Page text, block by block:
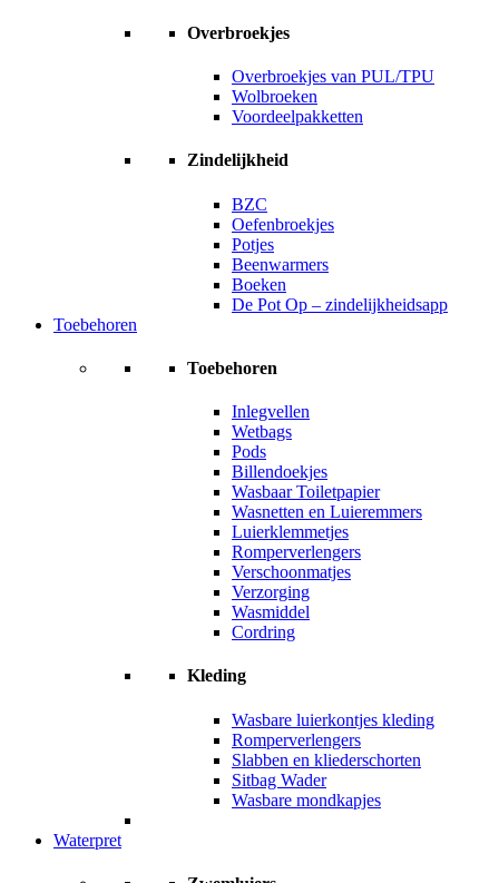
Overbroekjes
Overbroekjes van PUL/TPU
Wolbroeken
Voordeelpakketten
Zindelijkheid
BZC
Oefenbroekjes
Potjes
Beenwarmers
Boeken
De Pot Op – zindelijkheidsapp
Toebehoren
Toebehoren
Inlegvellen
Wetbags
Pods
Billendoekjes
Wasbaar Toiletpapier
Wasnetten en Luieremmers
Luierklemmetjes
Romperverlengers
Verschoonmatjes
Verzorging
Wasmiddel
Cordring
Kleding
Wasbare luierkontjes kleding
Romperverlengers
Slabben en kliederschorten
Sitbag Wader
Wasbare mondkapjes
Waterpret